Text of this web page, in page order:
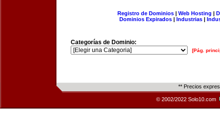
Registro de Dominios| Web Hosting |
Dominios Expirados | Industrias |
Categorías de Dominio:
[Pág.
** Precios
© 2002/2022 Solo10.com